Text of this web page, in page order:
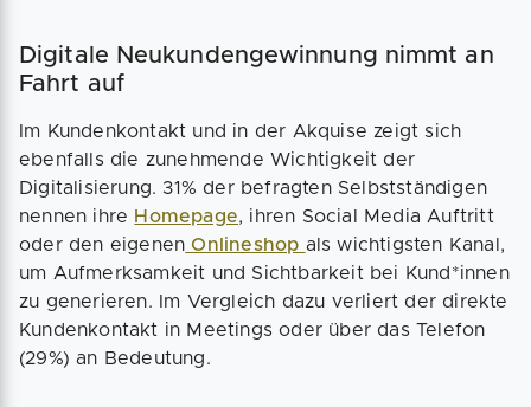
Digitale Neukundengewinnung nimmt an
Fahrt auf
Im Kundenkontakt und in der Akquise zeigt sich
ebenfalls die zunehmende Wichtigkeit der
Digitalisierung. 31% der befragten Selbstständigen
nennen ihre Homepage, ihren Social Media Auftritt
oder den eigenen Onlineshop als wichtigsten Kanal,
um Aufmerksamkeit und Sichtbarkeit bei Kund*innen
zu generieren. Im Vergleich dazu verliert der direkte
Kundenkontakt in Meetings oder über das Telefon
(29%) an Bedeutung.